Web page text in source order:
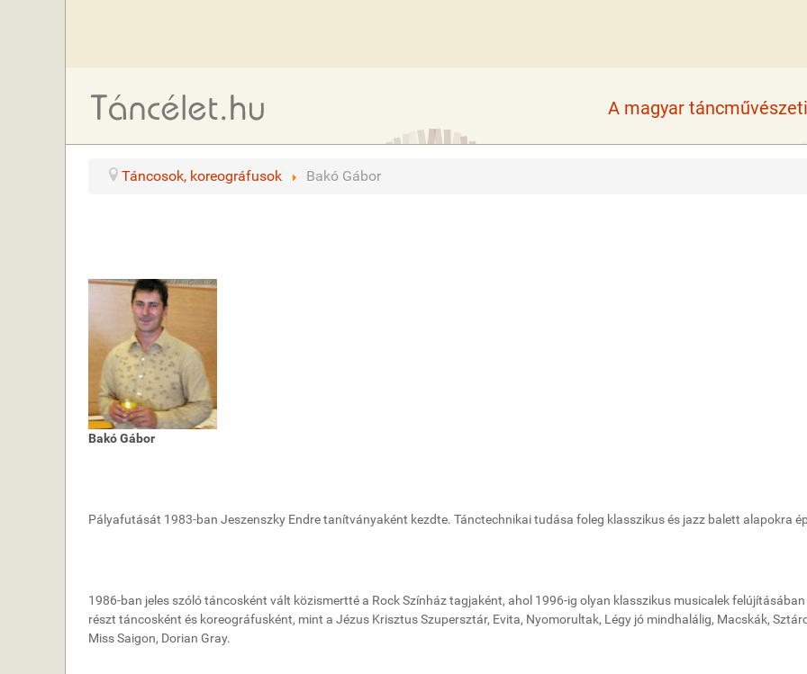
A magyar
Táncosok, koreográfusok Bakó Gábor
Bakó Gábor
Pályafutását 1983-ban Jeszenszky Endre tanítványaként kezdte. Tánctechnikai tudása foleg klasszikus és jazz balett alapokra
1986-ban jeles szóló táncosként vált közismertté a Rock Színház tagjaként, ahol 1996-ig olyan klasszikus musicalek
részt táncosként és koreográfusként, mint a Jézus Krisztus Szupersztár, Evita, Nyomorultak, Légy jó mindhalálig, Macskák,
Miss Saigon, Dorian Gray.